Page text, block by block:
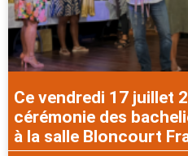
Ce vendredi 17 juillet
cérémonie des
à la salle Bloncourt